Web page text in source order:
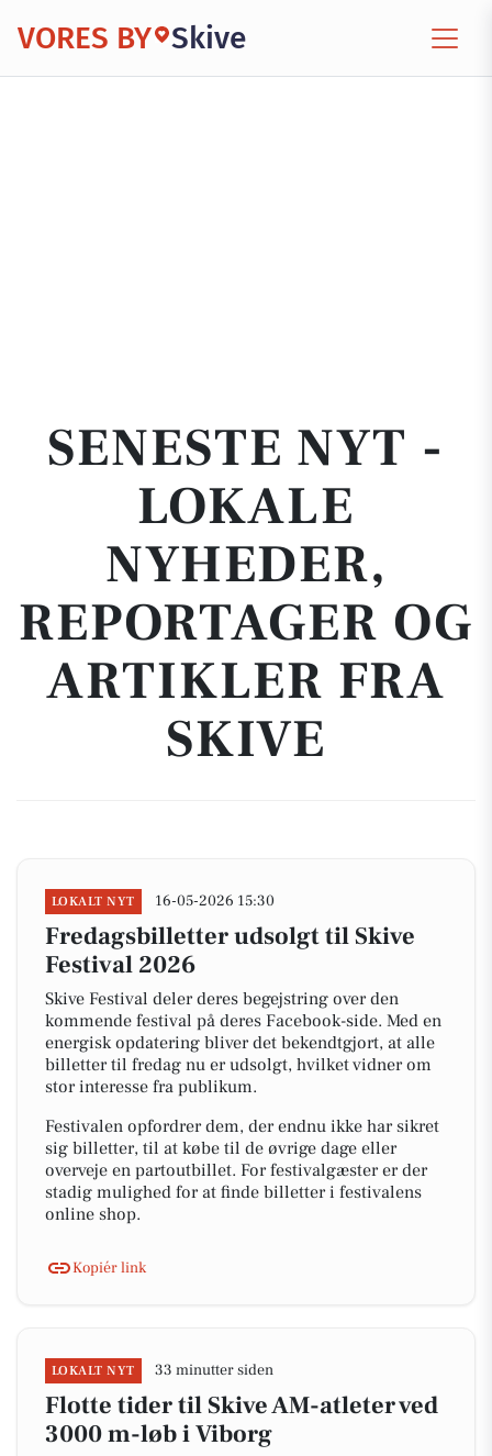
VORES BY Skive
SENESTE NYT -
LOKALE
NYHEDER,
REPORTAGER OG
ARTIKLER FRA
SKIVE
LOKALT NYT 16-05-2026 15:30
Fredagsbilletter udsolgt til Skive
Festival 2026
Skive Festival deler deres begejstring over den
kommende festival på deres Facebook-side. Med en
energisk opdatering bliver det bekendtgjort, at alle
billetter til fredag nu er udsolgt, hvilket vidner om
stor interesse fra publikum.
Festivalen opfordrer dem, der endnu ikke har sikret
sig billetter, til at købe til de øvrige dage eller
overveje en partoutbillet. For festivalgæster er der
stadig mulighed for at finde billetter i festivalens
online shop.
Kopiér link
LOKALT NYT 33 minutter siden
Flotte tider til Skive AM-atleter ved
3000 m-løb i Viborg